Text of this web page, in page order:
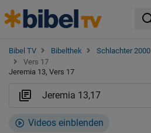
Bibel TV Bibelthek Schlachter 2000
Vers 17
Jeremia 13, Vers 17
Videos einblenden